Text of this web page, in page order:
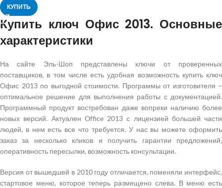
КУПИТЬ
Купить ключ Офис 2013. Основные
характеристики
На сайте Эль-Шоп представлены ключи от проверенных
поставщиков, в том числе есть удобная возможность купить ключ
Офис 2013 по выгодной стоимости. Программы от изготовителя –
оптимальное решение для выполнения работы с документацией.
Программный продукт востребован даже вопреки наличию более
новых версий. Актуален Office 2013 с лицензией большей части
людей, в нем есть все что требуется. У нас вы можете оформить
заказ за несколько кликов и получить гарантии предложений,
оперативность пересылки, возможность консультации.
Версия от вышедшей в 2010 году отличается, поменяли интерфейс,
стартовое меню, которое теперь размещено слева. В меню есть